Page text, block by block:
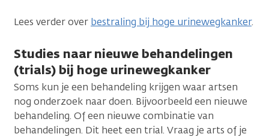
Lees verder over bestraling bij hoge urinewegkanker.
Studies naar nieuwe behandelingen
(trials) bij hoge urinewegkanker
Soms kun je een behandeling krijgen waar artsen
nog onderzoek naar doen. Bijvoorbeeld een nieuwe
behandeling. Of een nieuwe combinatie van
behandelingen. Dit heet een trial. Vraag je arts of je